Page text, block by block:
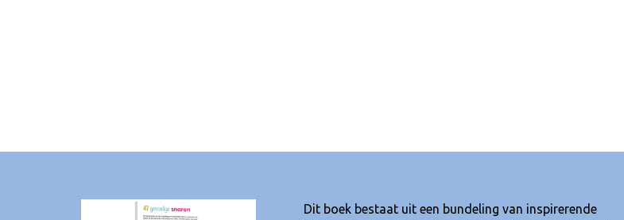
Dit boek bestaat uit een bundeling van inspirerende
in mensen naar buiten te laten komen. In het land leefden